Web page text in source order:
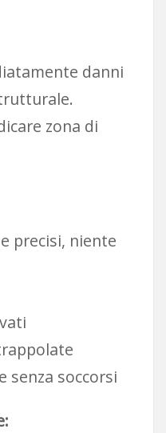
danni
zona di
precisi, niente
senza soccorsi